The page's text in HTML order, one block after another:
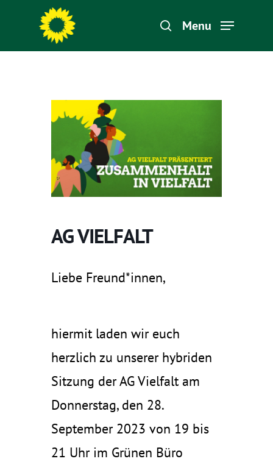
Menu
AG VIELFALT
Liebe Freund*innen,
hiermit laden wir euch
herzlich zu unserer hybriden
Sitzung der AG Vielfalt am
Donnerstag, den 28.
September 2023 von 19 bis
21 Uhr im Grünen Büro